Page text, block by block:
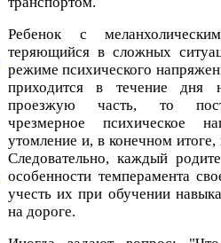
Ребенок с
теряющийся в сложных
режиме психического
приходится в течение дня
проезжую часть, то
чрезмерное психическое
утомление и, в конечном итоге,
Следовательно, каждый
особенности темперамента
учесть их при обучении
на дороге.